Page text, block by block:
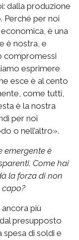
dalla produzione
Perché per noi
è una
è nostra, e
compromessi
esprimere
esce è al cento
come tutti,
è la nostra
per noi
o nell’altro».
emergente è
Come hai
la forza di non
più
presupposto
di soldi e